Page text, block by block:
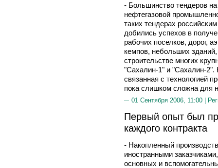
- Большинство тендеров
нефтегазовой
таких тендерах
добились успехов в
рабочих поселков, дорог,
кемпов, небольших
строительстве многих
"Сахалин-1" и "Сахалин-2".
связанная с технологией
пока слишком сложна для
01 Сентября 2006, 11:00 |
Первый опыт был
каждого контракта
- Накопленный
иностранными
основных и